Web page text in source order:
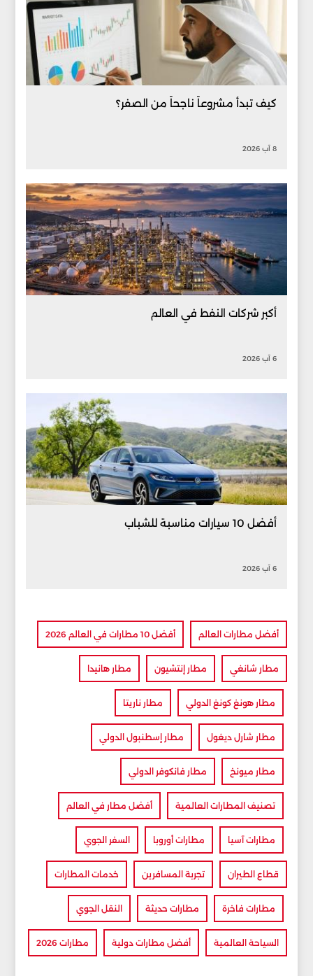
كيف تبدأ مشروعاً ناجحاً من الصفر؟
8 آب 2026
أكبر شركات النفط في العالم
6 آب 2026
أفضل 10 سيارات مناسبة للشباب
6 آب 2026
أفضل مطارات العالم أفضل 10 مطارات في العالم 2026
مطار شانغي مطار إنتشيون مطار هانيدا
مطار هونغ كونغ الدولي مطار ناريتا
مطار شارل ديغول مطار إسطنبول الدولي
مطار ميونخ مطار فانكوفر الدولي
تصنيف المطارات العالمية أفضل مطار في العالم
مطارات آسيا مطارات أوروبا السفر الجوي
قطاع الطيران تجربة المسافرين خدمات المطارات
مطارات فاخرة مطارات حديثة النقل الجوي
السياحة العالمية أفضل مطارات دولية مطارات 2026